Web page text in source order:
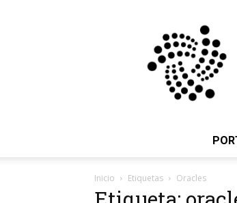
Inicio Etiquetas Oracles